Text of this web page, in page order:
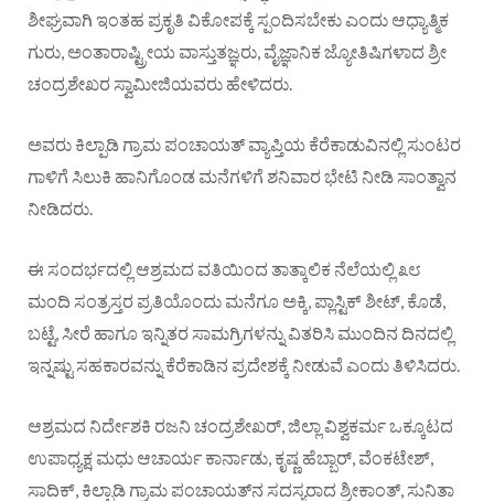
ಶೀಘ್ರವಾಗಿ ಇಂತಹ ಪ್ರಕೃತಿ ವಿಕೋಪಕ್ಕೆ ಸ್ಪಂದಿಸಬೇಕು ಎಂದು ಆಧ್ಯಾತ್ಮಿಕ
ಗುರು, ಅಂತಾರಾಷ್ಟ್ರೀಯ ವಾಸ್ತುತಜ್ಞರು, ವೈಜ್ಞಾನಿಕ ಜ್ಯೋತಿಷಿಗಳಾದ ಶ್ರೀ
ಚಂದ್ರಶೇಖರ ಸ್ವಾಮೀಜಿಯವರು ಹೇಳಿದರು.
ಅವರು ಕಿಲ್ಪಾಡಿ ಗ್ರಾಮ ಪಂಚಾಯತ್ ವ್ಯಾಪ್ತಿಯ ಕೆರೆಕಾಡುವಿನಲ್ಲಿ ಸುಂಟರ
ಗಾಳಿಗೆ ಸಿಲುಕಿ ಹಾನಿಗೊಂಡ ಮನೆಗಳಿಗೆ ಶನಿವಾರ ಭೇಟಿ ನೀಡಿ ಸಾಂತ್ವಾನ
ನೀಡಿದರು.
ಈ ಸಂದರ್ಭದಲ್ಲಿ ಆಶ್ರಮದ ವತಿಯಿಂದ ತಾತ್ಕಾಲಿಕ ನೆಲೆಯಲ್ಲಿ ೩೮
ಮಂದಿ ಸಂತ್ರಸ್ತರ ಪ್ರತಿಯೊಂದು ಮನೆಗೂ ಅಕ್ಕಿ, ಪ್ಲಾಸ್ಟಿಕ್ ಶೀಟ್, ಕೊಡೆ,
ಬಟ್ಟೆ, ಸೀರೆ ಹಾಗೂ ಇನ್ನಿತರ ಸಾಮಗ್ರಿಗಳನ್ನು ವಿತರಿಸಿ ಮುಂದಿನ ದಿನದಲ್ಲಿ
ಇನ್ನಷ್ಟು ಸಹಕಾರವನ್ನು ಕೆರೆಕಾಡಿನ ಪ್ರದೇಶಕ್ಕೆ ನೀಡುವೆ ಎಂದು ತಿಳಿಸಿದರು.
ಆಶ್ರಮದ ನಿರ್ದೇಶಕಿ ರಜನಿ ಚಂದ್ರಶೇಖರ್, ಜಿಲ್ಲಾ ವಿಶ್ವಕರ್ಮ ಒಕ್ಕೂಟದ
ಉಪಾಧ್ಯಕ್ಷ ಮಧು ಆಚಾರ್ಯ ಕಾರ್ನಾಡು, ಕೃಷ್ಣ ಹೆಬ್ಬಾರ್, ವೆಂಕಟೇಶ್,
ಸಾದಿಕ್, ಕಿಲ್ಪಾಡಿ ಗ್ರಾಮ ಪಂಚಾಯತ್‌ನ ಸದಸ್ಯರಾದ ಶ್ರೀಕಾಂತ್, ಸುನಿತಾ